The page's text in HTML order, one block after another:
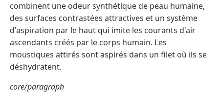
combinent une odeur synthétique de peau humaine,
des surfaces contrastées attractives et un système
d'aspiration par le haut qui imite les courants d'air
ascendants créés par le corps humain. Les
moustiques attirés sont aspirés dans un filet où ils se
déshydratent.
core/paragraph